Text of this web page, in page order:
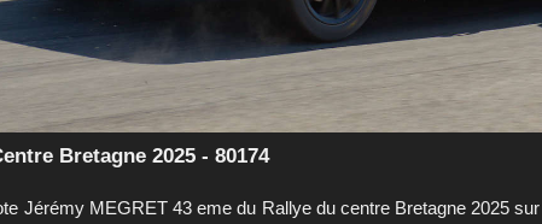
Bretagne 2025 - 80174
Jérémy MEGRET 43 eme du Rallye du centre Bretagne 2025